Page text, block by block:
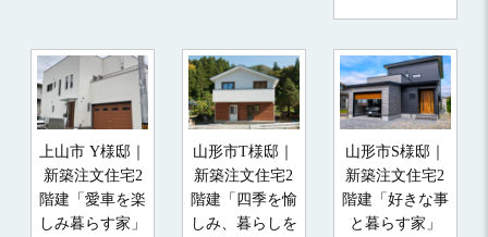
上山市 Y様邸｜
新築注文住宅2
階建「愛車を楽
しみ暮らす家」
山形市T様邸｜
新築注文住宅2
階建「四季を愉
しみ、暮らしを
山形市S様邸｜
新築注文住宅2
階建「好きな事
と暮らす家」